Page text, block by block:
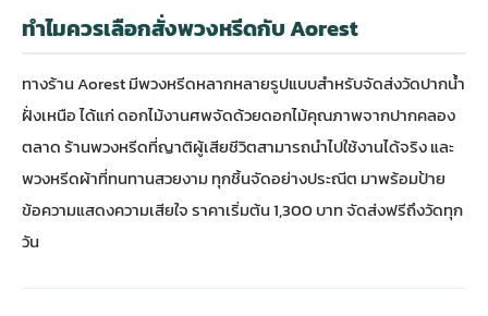
ทำไมควรเลือกสั่งพวงหรีดกับ Aorest
ทางร้าน Aorest มีพวงหรีดหลากหลายรูปแบบสำหรับจัดส่งวัดปากน้ำ
ฝั่งเหนือ ได้แก่ดอกไม้งานศพจัดด้วยดอกไม้คุณภาพจากปากคลอง
ตลาดร้านพวงหรีดที่ญาติผู้เสียชีวิตสามารถนำไปใช้งานได้จริง และ
พวงหรีดผ้าที่ทนทานสวยงาม ทุกชิ้นจัดอย่างประณีต มาพร้อมป้าย
ข้อความแสดงความเสียใจ ราคาเริ่มต้น 1,300 บาท จัดส่งฟรีถึงวัดทุก
วัน